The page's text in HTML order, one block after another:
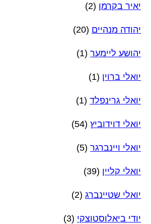
יאיר בקרמן (2)
יהודה מנהיים (20)
יהושע ליימער (1)
יואלי ברוין (1)
יואלי גרינפלד (1)
יואלי דוידוביץ (54)
יואלי ויינברגר (5)
יואלי קליין (39)
יואלי שטיינברג (2)
יודי ביאלוסטוצקי (3)